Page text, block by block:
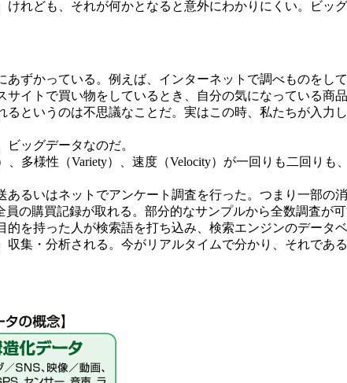
れども、それが何かとなると意外にわかりにくい。ビッ
ずかっている。例えば、インターネットで調べものをし
イトで買い物をしているとき、自分の気になっている商
というのは不思議なことだ。実はこの時、私たちが入力
ッグデータなのだ。
多様性（Variety）、速度（Velocity）が一回りも二回りも
るいはネットでアンケート調査を行った。つまり一部の
員の購買記録が取れる。部分的なサンプルから全数調査が可
を持った人が検索語を打ち込み、検索エンジンのデータ
集・分析される。今がリアルタイムで分かり、それである